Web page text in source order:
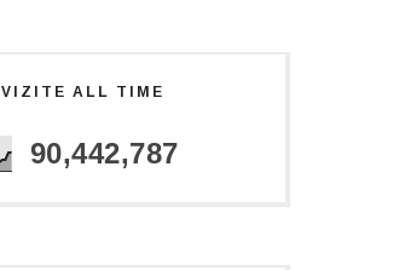
VIZITE ALL TIME
90,442,787